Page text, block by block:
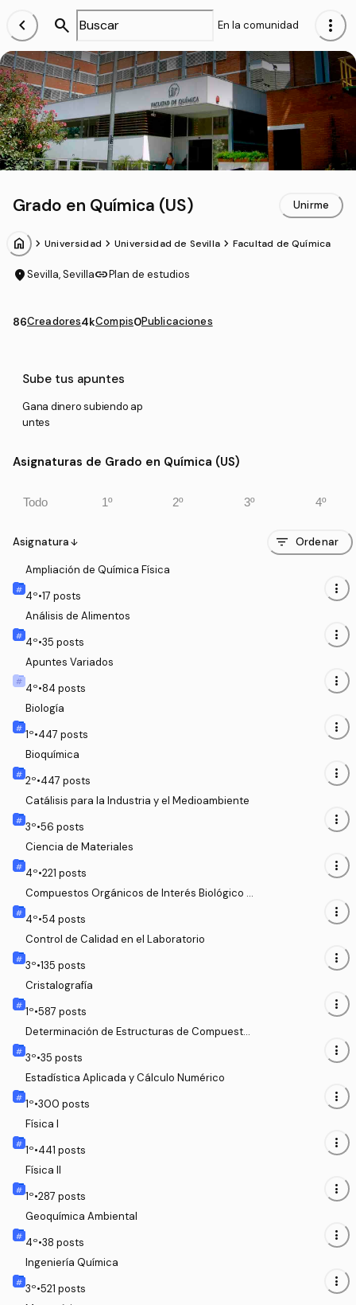
chevron_left search En la comunidad more_vert
Grado en Química (US) Unirme
home chevron_forward Universidad chevron_forward Universidad de Sevillachevron_forward Facultad de Química
location_onSevilla, SevillalinkPlan de estudios
86Creadores4kCompis0Publicaciones
Sube tus apuntes
Gana dinero subiendo ap
untes
Asignaturas de Grado en Química (US)
Todo 1º 2º 3º 4º
Asignatura arrow_downward filter_list Ordenar
Ampliación de Química Física
4º•17 posts more_vert
Análisis de Alimentos
4º•35 posts more_vert
Apuntes Variados
4º•84 posts more_vert
Biología
1º•447 posts more_vert
Bioquímica
2º•447 posts more_vert
Catálisis para la Industria y el Medioambiente
3º•56 posts more_vert
Ciencia de Materiales
4º•221 posts more_vert
Compuestos Orgánicos de Interés Biológico y
4º•54 posts more_vert
Control de Calidad en el Laboratorio
3º•135 posts more_vert
Cristalografía
1º•587 posts more_vert
Determinación de Estructuras de Compuesto
3º•35 posts more_vert
Estadística Aplicada y Cálculo Numérico
1º•300 posts more_vert
Física I
1º•441 posts more_vert
Física II
1º•287 posts more_vert
Geoquímica Ambiental
4º•38 posts more_vert
Ingeniería Química
3º•521 posts more_vert